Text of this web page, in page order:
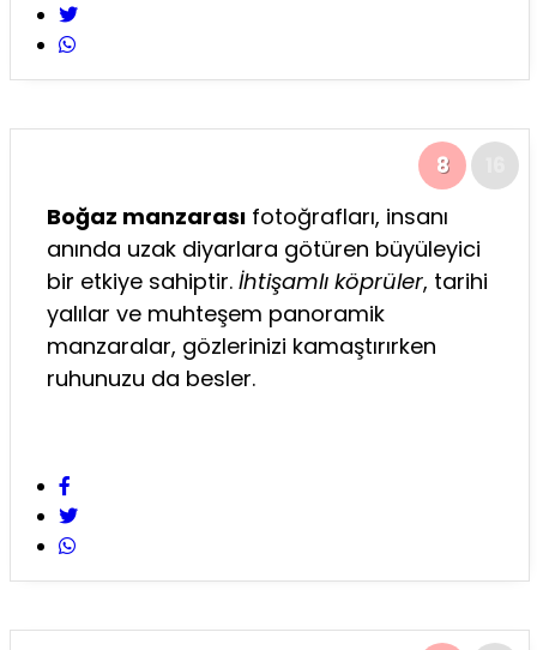
8
Boğaz manzarası fotoğrafları, insanı
anında uzak diyarlara götüren büyüleyici
bir etkiye sahiptir. İhtişamlı köprüler, tarihi
yalılar ve muhteşem panoramik
manzaralar, gözlerinizi kamaştırırken
ruhunuzu da besler.